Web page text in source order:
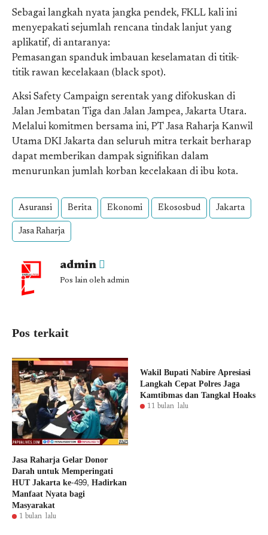
Sebagai langkah nyata jangka pendek, FKLL kali ini
menyepakati sejumlah rencana tindak lanjut yang
aplikatif, di antaranya:
Pemasangan spanduk imbauan keselamatan di titik-
titik rawan kecelakaan (black spot).
Aksi Safety Campaign serentak yang difokuskan di
Jalan Jembatan Tiga dan Jalan Jampea, Jakarta Utara.
Melalui komitmen bersama ini, PT Jasa Raharja Kanwil
Utama DKI Jakarta dan seluruh mitra terkait berharap
dapat memberikan dampak signifikan dalam
menurunkan jumlah korban kecelakaan di ibu kota.
Asuransi Berita Ekonomi Ekososbud Jakarta
Jasa Raharja
admin
Pos lain oleh admin
Pos terkait
Jasa Raharja Gelar Donor
Darah untuk Memperingati
HUT Jakarta ke-499, Hadirkan
Manfaat Nyata bagi
Masyarakat
1 bulan lalu
Wakil Bupati Nabire Apresiasi
Langkah Cepat Polres Jaga
Kamtibmas dan Tangkal Hoaks
11 bulan lalu